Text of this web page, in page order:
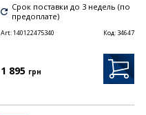
Срок поставки до 3 недель (по
предоплате)
Art:140122475340 Код: 34647
1 895 грн